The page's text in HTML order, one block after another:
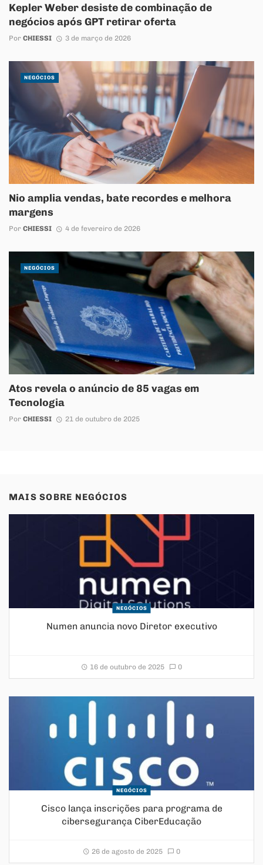
Kepler Weber desiste de combinação de
negócios após GPT retirar oferta
Por CHIESSI 3 de março de 2026
Nio amplia vendas, bate recordes e melhora
margens
Por CHIESSI 4 de fevereiro de 2026
NEGÓCIOS
Atos revela o anúncio de 85 vagas em
Tecnologia
Por CHIESSI 21 de outubro de 2025
NEGÓCIOS
MAIS SOBRE NEGÓCIOS
NEGÓCIOS
Numen anuncia novo Diretor executivo
16 de outubro de 2025 0
NEGÓCIOS
Cisco lança inscrições para programa de
cibersegurança CiberEducação
26 de agosto de 2025 0